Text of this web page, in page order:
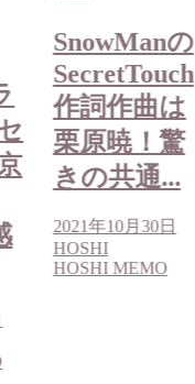
SnowManの
SecretTouch
作詞作曲は
栗原暁！驚
きの共通...
2021年10月30日
HOSHI
HOSHI MEMO